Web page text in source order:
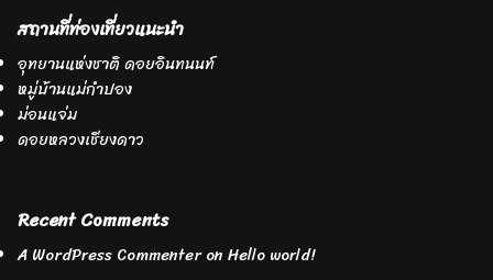
สถานที่ท่องเที่ยวแนะนำ
อุทยานแห่งชาติ ดอยอินทนนท์
หมู่บ้านแม่กำปอง
ม่อนแจ่ม
ดอยหลวงเชียงดาว
Recent Comments
A WordPress CommenteronHello world!